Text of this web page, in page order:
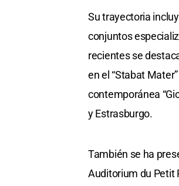
Su trayectoria
conjuntos
recientes se
en el “Stabat
contemporánea
y Estrasburgo.
También se ha
Auditorium du Petit